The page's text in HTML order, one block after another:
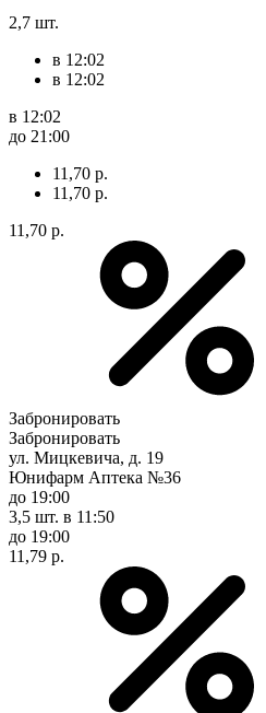
2,7 шт.
в 12:02
в 12:02
в 12:02
до 21:00
11,70 р.
11,70 р.
11,70 р.
Забронировать
Забронировать
ул. Мицкевича, д. 19
Юнифарм Аптека №36
до 19:00
3,5 шт. в 11:50
до 19:00
11,79 р.